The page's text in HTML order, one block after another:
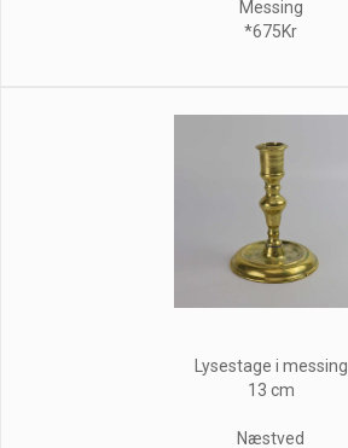
Messing
*675Kr
Lysestage i messing
13 cm
Næstved